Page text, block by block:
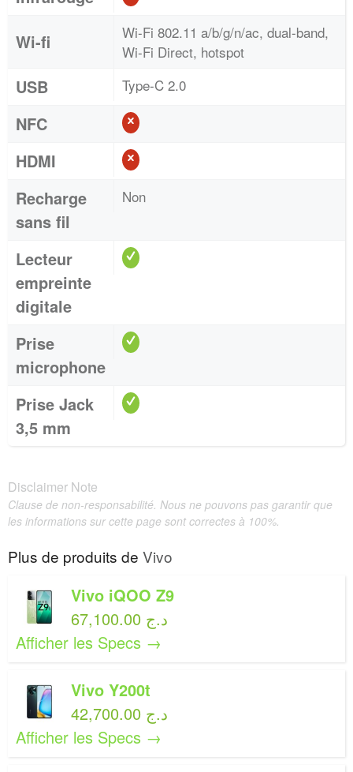
Wi-fi
Wi-Fi 802.11 a/b/g/n/ac, dual-band,
Wi-Fi Direct, hotspot
USB Type-C 2.0
NFC
HDMI
Recharge
sans fil
Non
Lecteur
empreinte
digitale
Prise
microphone
Prise Jack
3,5 mm
Disclaimer Note
Clause de non-responsabilité. Nous ne pouvons pas garantir que
les informations sur cette page sont correctes à 100%.
Plus de produits de Vivo
Vivo iQOO Z9
67,100.00 د.ج
Afficher les Specs →
Vivo Y200t
42,700.00 د.ج
Afficher les Specs →